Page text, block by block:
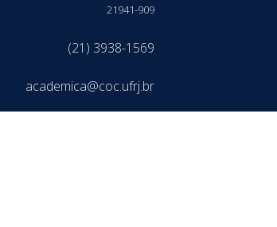
21941-909
(21) 3938-1569
academica@coc.ufrj.br